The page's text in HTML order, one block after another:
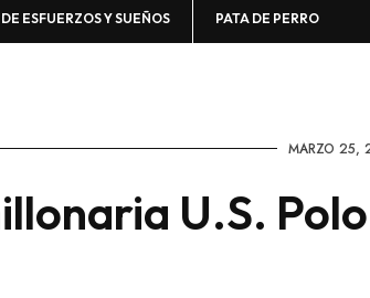
DE ESFUERZOS Y SUEÑOS PATA DE PERRO
MARZO 25,
U.S. Polo